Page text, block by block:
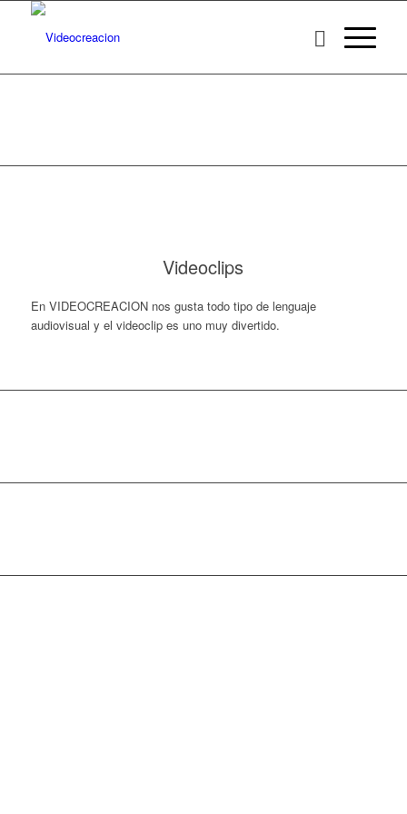
Videoclips
En VIDEOCREACION nos gusta todo tipo de lenguaje
audiovisual y el videoclip es uno muy divertido.